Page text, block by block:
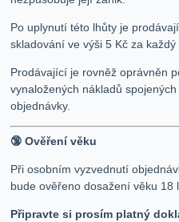
Po uplynutí této lhůty je
skladování ve výši 5 Kč za
Prodávající je rovněž oprávněn
vynaložených nákladů
objednávky.
🔞 Ověření věku
Při osobním vyzvednutí
bude ověřeno dosažení věku 18
Připravte si prosím platný